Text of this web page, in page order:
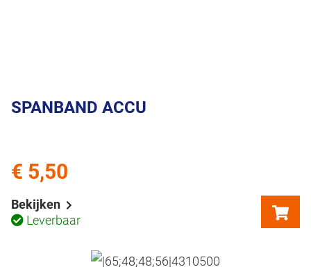
SPANBAND ACCU
Bekijken
Leverbaar
€ 5,50